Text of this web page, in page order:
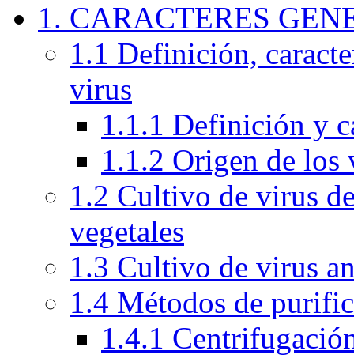
1. CARACTERES
1.1 Definición,
virus
1.1.1 Definición y
1.1.2 Origen de los
1.2 Cultivo de virus
vegetales
1.3 Cultivo de virus
1.4 Métodos de
1.4.1